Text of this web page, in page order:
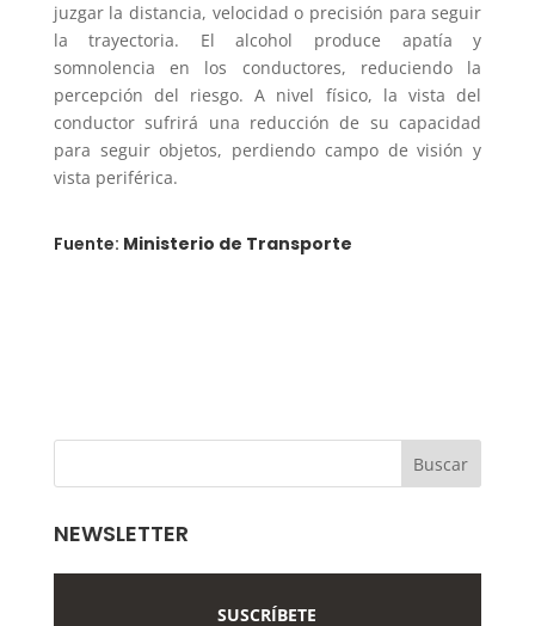
juzgar la distancia, velocidad o precisión para seguir
la trayectoria. El alcohol produce apatía y
somnolencia en los conductores, reduciendo la
percepción del riesgo. A nivel físico, la vista del
conductor sufrirá una reducción de su capacidad
para seguir objetos, perdiendo campo de visión y
vista periférica.
Fuente: Ministerio de Transporte
NEWSLETTER
SUSCRÍBETE